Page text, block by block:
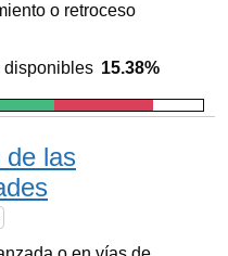
o retroceso
disponibles 15.38%
de las